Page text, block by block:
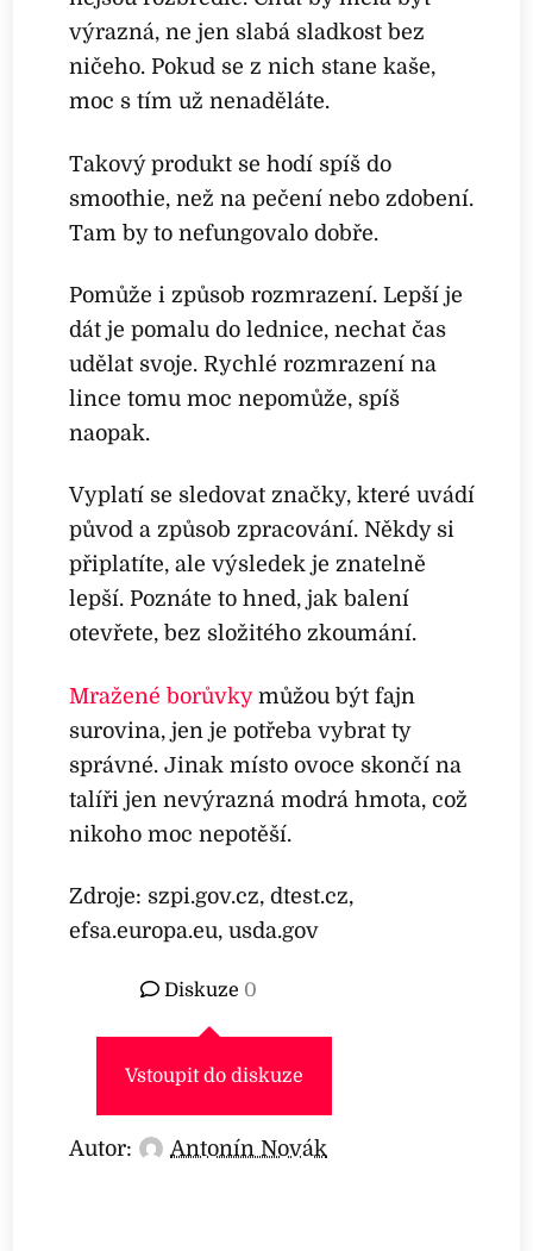
výrazná, ne jen slabá sladkost bez
ničeho. Pokud se z nich stane kaše,
moc s tím už nenaděláte.
Takový produkt se hodí spíš do
smoothie, než na pečení nebo zdobení.
Tam by to nefungovalo dobře.
Pomůže i způsob rozmrazení. Lepší je
dát je pomalu do lednice, nechat čas
udělat svoje. Rychlé rozmrazení na
lince tomu moc nepomůže, spíš
naopak.
Vyplatí se sledovat značky, které uvádí
původ a způsob zpracování. Někdy si
připlatíte, ale výsledek je znatelně
lepší. Poznáte to hned, jak balení
otevřete, bez složitého zkoumání.
Mražené borůvkymůžou být fajn
surovina, jen je potřeba vybrat ty
správné. Jinak místo ovoce skončí na
talíři jen nevýrazná modrá hmota, což
nikoho moc nepotěší.
Zdroje: szpi.gov.cz, dtest.cz,
efsa.europa.eu, usda.gov
Diskuze 0
Vstoupit do diskuze
Autor: Antonín Novák